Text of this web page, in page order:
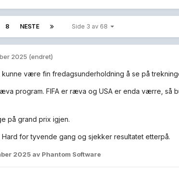
8 NESTE Side 3 av 68
2025 (endret)
være fin fredagsunderholdning å se på
program. FIFA er ræva og USA er enda værre, så
på grand prix igjen.
Hard for tyvende gang og sjekker resultatet etterpå.
2025 av Phantom Software